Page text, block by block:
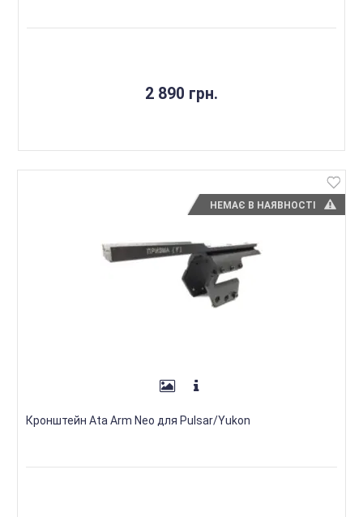
2 890 грн.
НЕМАЄ В НАЯВНОСТІ
Кронштейн Ata Arm Neo для Pulsar/Yukon